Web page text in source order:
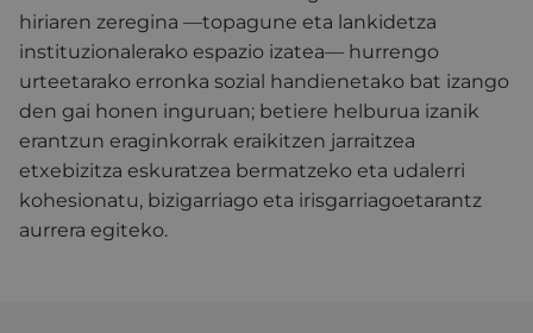
hiriaren zeregina —topagune eta lankidetza
instituzionalerako espazio izatea— hurrengo
urteetarako erronka sozial handienetako bat izango
den gai honen inguruan; betiere helburua izanik
erantzun eraginkorrak eraikitzen jarraitzea
etxebizitza eskuratzea bermatzeko eta udalerri
kohesionatu, bizigarriago eta irisgarriagoetarantz
aurrera egiteko.